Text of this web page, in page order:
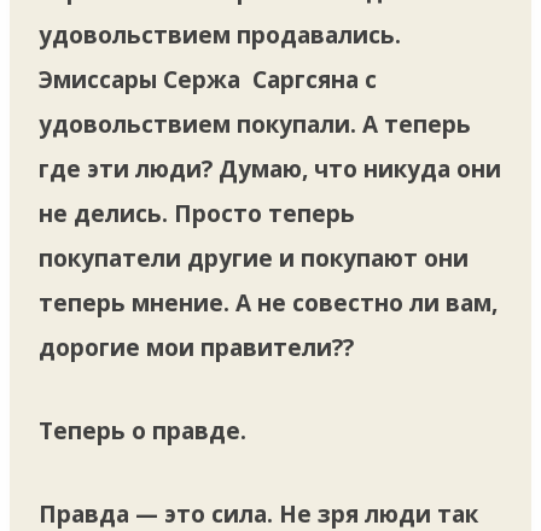
удовольствием продавались.
Эмиссары Сержа Саргсяна с
удовольствием покупали. А теперь
где эти люди? Думаю, что никуда они
не делись. Просто теперь
покупатели другие и покупают они
теперь мнение. А не совестно ли вам,
дорогие мои правители??
Теперь о правде.
Правда — это сила. Не зря люди так